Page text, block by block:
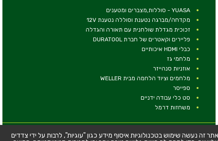
YUASA - סוללות,מצברים ומטענים
מקדחה/מברגה נטענת וסוללה נטענת 12V
זכוכית מגדלת שולחנית עם תאורה והגדלה
פליירים וקאטרים של חברת DURATOOL
כבלי HDMI איכותיים
מלחמי גז
אוזניות סנהייזר
מלחמים וציוד הלחמה מבית WELLER
ספייסר
סט כלי עבודה ידניים
משחזות דרמל
© כל הזכויות שמורות - טלמיר אלקטרוניקה בע''מ
זה נעשה שימוש בטכנולוגיות איסוף מידע כגון "עוגיות", לרבות על ידי צדדים